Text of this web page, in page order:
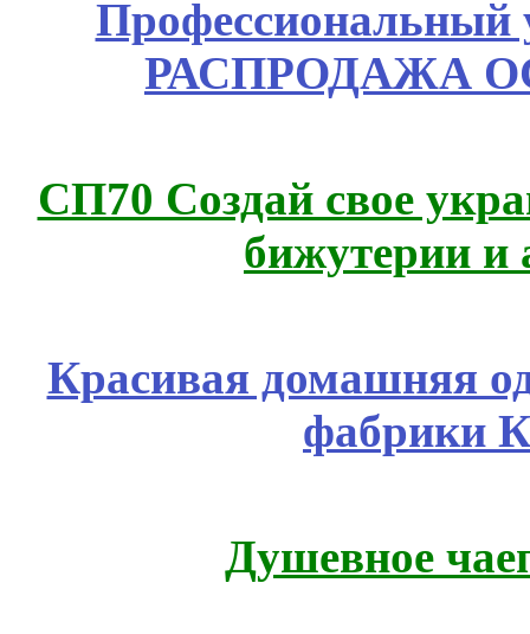
Профессиональный
РАСПРОДАЖА
СП70 Создай свое
бижутерии и
Красивая домашняя
фабрики
Душевное